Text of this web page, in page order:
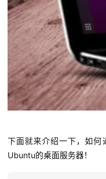
下面就来介绍一下，如何
Ubuntu的桌面服务器！